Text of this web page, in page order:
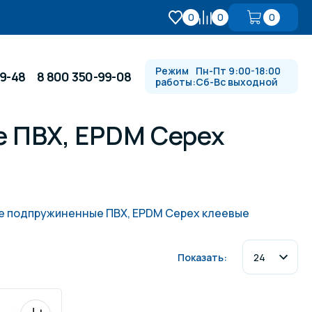
0 0 0
Противотоки и гидромассажи
электрооборудование
Водопады, водяные пушки и
душевые стойки
48 8 800 350-99-08
Режим
работы:
Пн-Пт 9:00-18:00
Сб-Вс выходной
EPDM Cepex
подпружиненные ПВХ, EPDM Cepex клеевые
Показать: